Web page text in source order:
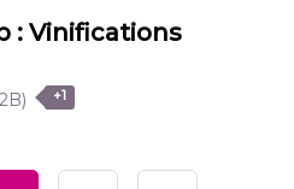
: Vinifications
+1